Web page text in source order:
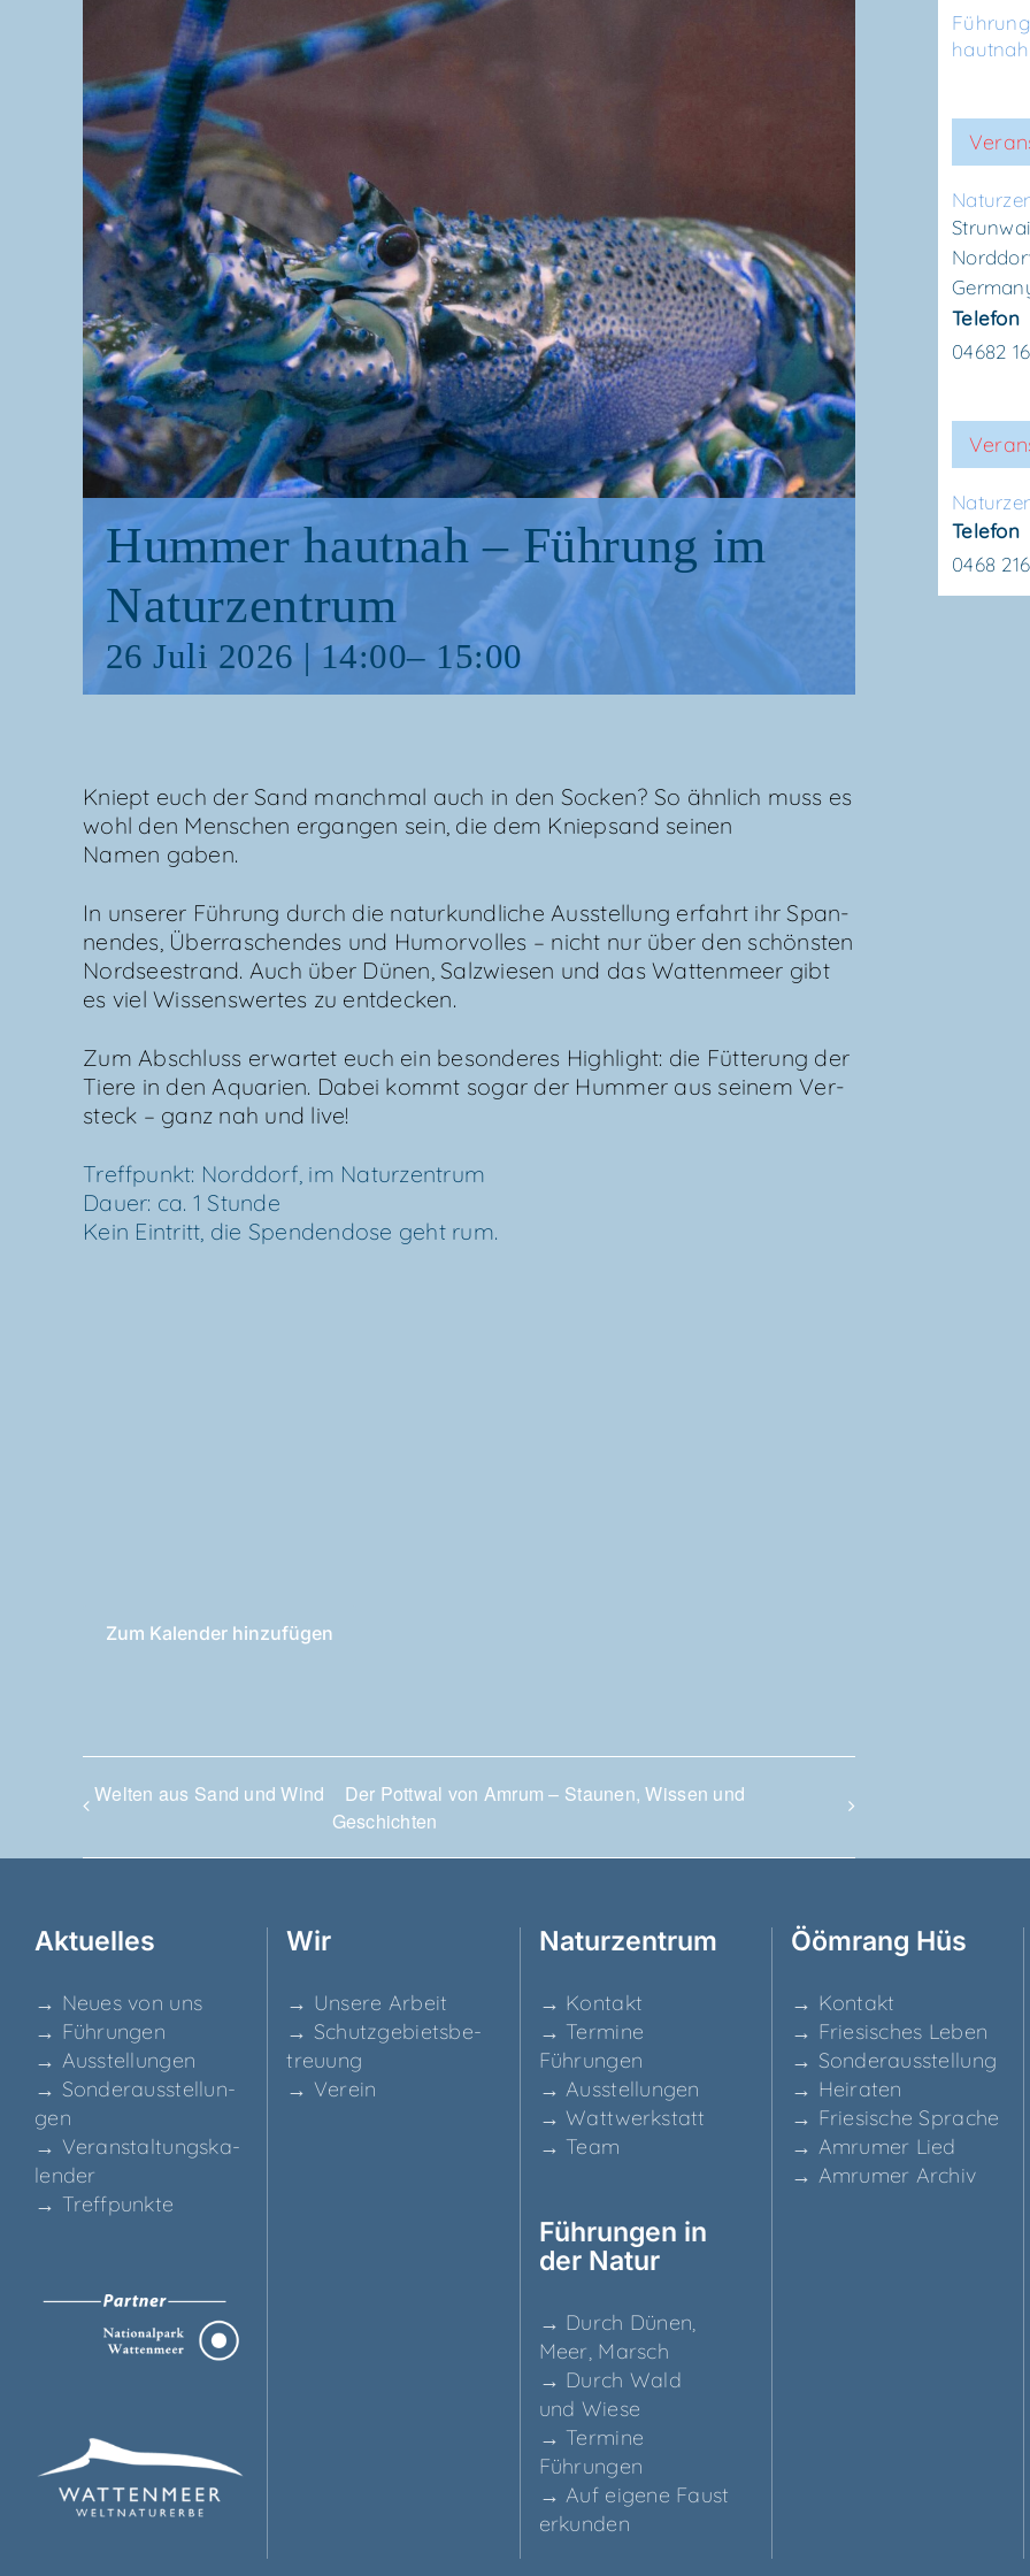
Hum­mer haut­nah – Füh­rung im
Naturzentrum
26 Juli 2026 | 14:00– 15:00
Kniept euch der Sand manch­mal auch in den Socken? So ähn­lich muss es
wohl den Men­schen ergan­gen sein, die dem Kniep­sand sei­nen
Namen gaben.
In unse­rer Füh­rung durch die natur­kund­li­che Aus­stel­lung erfahrt ihr Span­
nen­des, Über­ra­schen­des und Humor­vol­les – nicht nur über den schöns­ten
Nord­see­strand. Auch über Dünen, Salz­wie­sen und das Wat­ten­meer gibt
es viel Wis­sens­wer­tes zu entdecken.
Zum Abschluss erwar­tet euch ein beson­de­res High­light: die Füt­te­rung der
Tie­re in den Aqua­ri­en. Dabei kommt sogar der Hum­mer aus sei­nem Ver­
steck – ganz nah und live!
Treff­punkt: Nord­dorf, im Natur­zen­trum
Dau­er: ca. 1 Stun­de
Kein Ein­tritt, die Spen­den­do­se geht rum.
Zum Kalender hinzufügen
Wel­ten aus Sand und Wind
Der Pott­wal von Amrum – Stau­nen, Wis­sen und
Geschichten
hautnah
Telefon
04682
Telefon
0468
Aktu­el­les
→ Neu­es von uns
→ Füh­run­gen
→ Aus­stel­lun­gen
→ Son­der­aus­stel­lun­
gen
→ Ver­an­stal­tungs­ka­
len­der
→ Treff­punk­te
Wir
→ Unse­re Arbeit
→ Schutz­ge­biets­be­
treu­ung
→ Ver­ein
Natur­zen­trum
→ Kon­takt
→ Ter­mi­ne
Führungen
→ Aus­stel­lun­gen
→ Watt­werk­statt
→ Team
Füh­run­gen in
der Natur
→ Durch Dünen,
Meer, Marsch
→ Durch Wald
und Wiese
→ Ter­mi­ne
Führungen
→ Auf eige­ne Faust
erkunden
Ööm­rang Hüs
→ Kon­takt
→ Frie­si­sches Leben
→ Son­der­aus­stel­lung
→ Hei­ra­ten
→ Frie­si­sche Sprache
→ Amru­mer Lied
→ Amru­mer Archiv